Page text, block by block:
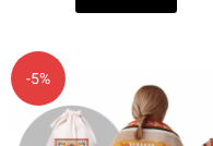
-5%